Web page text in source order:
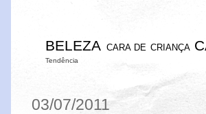
BELEZA CARA DE CRIANÇA
Tendência
03/07/2011